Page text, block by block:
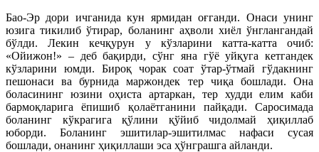
Бао-Эр дори ичганида кун ярмидан оғганди. Онаси унинг
юзига тикилиб ўтирар, боланинг аҳволи хиёл ўнглангандай
бўлди. Лекин кечқурун у кўзларини катта-катта очиб:
«Ойижон!» – деб бақирди, сўнг яна гўё уйқуга кетгандек
кўзларини юмди. Бироқ чорак соат ўтар-ўтмай гўдакнинг
пешонаси ва бурнида маржондек тер чиқа бошлади. Она
боласининг юзини оҳиста артаркан, тер худди елим каби
бармоқларига ёпишиб қолаётганини пайқади. Саросимада
боланинг кўкрагига қўлини қўйиб чидолмай ҳиқиллаб
юборди. Боланинг эшитилар-эшитилмас нафаси сусая
бошлади, онанинг ҳиқиллаши эса ҳўнграшга айланди.